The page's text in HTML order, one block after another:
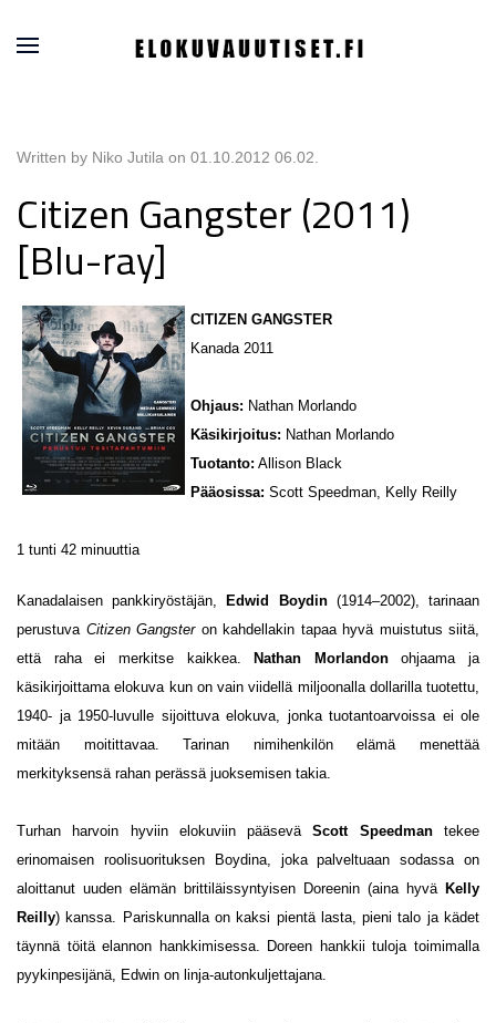
Written by Niko Jutila on 01.10.2012 06.02
Citizen Gangster (2011)
[Blu-ray]
CITIZEN GANGSTER
Kanada 2011
Ohjaus: Nathan Morlando
Käsikirjoitus: Nathan Morlando
Tuotanto: Allison Black
Pääosissa: Scott Speedman, Kelly Reilly
1 tunti 42 minuuttia
Kanadalaisen pankkiryöstäjän, Edwid Boydin (1914–2002), tarinaan
perustuva Citizen Gangster on kahdellakin tapaa hyvä muistutus siitä,
että raha ei merkitse kaikkea.
Nathan Morlandonohjaama ja
käsikirjoittama elokuva kun on vain viidellä miljoonalla dollarilla tuotettu,
1940- ja 1950-luvulle sijoittuva elokuva, jonka tuotantoarvoissa ei ole
mitään moitittavaa. Tarinan nimihenkilön elämä menettää
merkityksensä rahan perässä juoksemisen takia.
Turhan harvoin hyviin elokuviin pääseväScott Speedmantekee
erinomaisen roolisuorituksen Boydina, joka palveltuaan sodassa on
aloittanut uuden elämän brittiläissyntyisen Doreenin (aina hyvä Kelly
Reilly) kanssa. Pariskunnalla on kaksi pientä lasta, pieni talo ja kädet
täynnä töitä elannon hankkimisessa. Doreen hankkii tuloja toimimalla
pyykinpesijänä, Edwin on linja-autonkuljettajana.